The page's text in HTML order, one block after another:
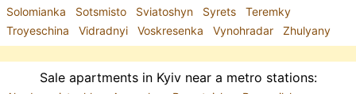
Solomianka
Sotsmisto Sviatoshyn Syrets
Teremky
Troyeschina
Vidradnyi Voskresenka Vynohradar Zhulyany
Sale apartments in Kyiv near a metro stations: